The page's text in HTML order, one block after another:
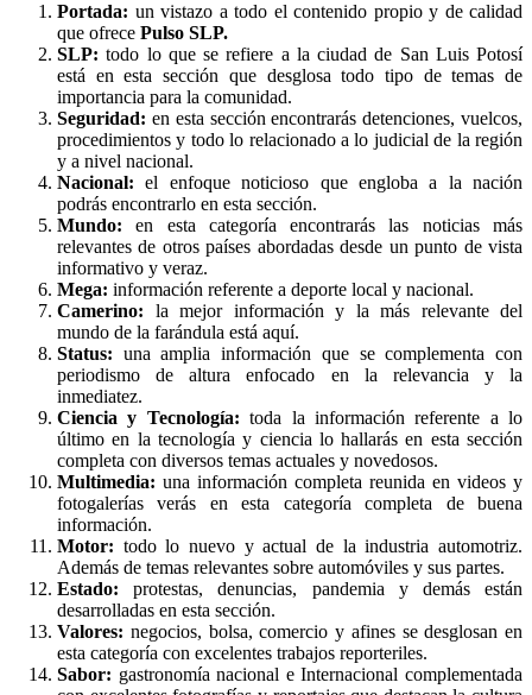
Portada: un vistazo a todo el contenido propio y de calidad
que ofrece Pulso SLP.
SLP: todo lo que se refiere a la ciudad de San Luis Potosí
está en esta sección que desglosa todo tipo de temas de
importancia para la comunidad.
Seguridad: en esta sección encontrarás detenciones, vuelcos,
procedimientos y todo lo relacionado a lo judicial de la región
y a nivel nacional.
Nacional: el enfoque noticioso que engloba a la nación
podrás encontrarlo en esta sección.
Mundo: en esta categoría encontrarás las noticias más
relevantes de otros países abordadas desde un punto de vista
informativo y veraz.
Mega: información referente a deporte local y nacional.
Camerino: la mejor información y la más relevante del
mundo de la farándula está aquí.
Status: una amplia información que se complementa con
periodismo de altura enfocado en la relevancia y la
inmediatez.
Ciencia y Tecnología: toda la información referente a lo
último en la tecnología y ciencia lo hallarás en esta sección
completa con diversos temas actuales y novedosos.
Multimedia: una información completa reunida en videos y
fotogalerías verás en esta categoría completa de buena
información.
Motor: todo lo nuevo y actual de la industria automotriz.
Además de temas relevantes sobre automóviles y sus partes.
Estado: protestas, denuncias, pandemia y demás están
desarrolladas en esta sección.
Valores: negocios, bolsa, comercio y afines se desglosan en
esta categoría con excelentes trabajos reporteriles.
Sabor: gastronomía nacional e Internacional complementada